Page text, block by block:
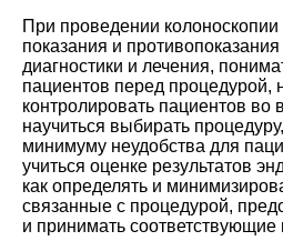
При проведении
показания и
диагностики и лечения,
пациентов перед процедурой,
контролировать пациентов во
научиться выбирать
минимуму неудобства для
учиться оценке результатов
как определять и
связанные с процедурой,
и принимать